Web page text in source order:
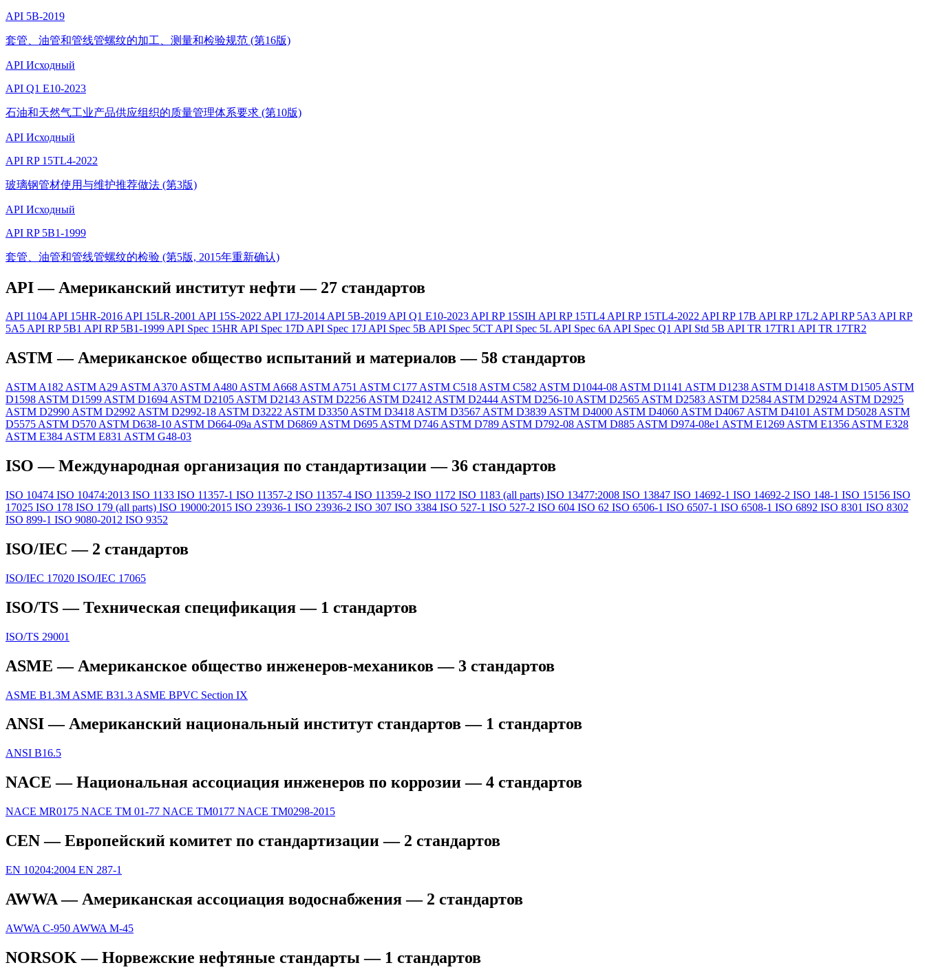
API 5B-2019
套管、油管和管线管螺纹的加工、测量和检验规范 (第16版)
API Исходный
API Q1 E10-2023
石油和天然气工业产品供应组织的质量管理体系要求 (第10版)
API Исходный
API RP 15TL4-2022
玻璃钢管材使用与维护推荐做法 (第3版)
API Исходный
API RP 5B1-1999
套管、油管和管线管螺纹的检验 (第5版, 2015年重新确认)
API — Американский институт нефти — 27 стандартов
API 1104API 15HR-2016API 15LR-2001 API 15S-2022API 17J-2014API 5B-2019API Q1 E10-2023API RP 15SIH API RP 15TL4API RP 15TL4-2022API RP 17B API RP 17L2API RP 5A3API RP
5A5API RP 5B1 API RP 5B1-1999API Spec 15HRAPI Spec 17D API Spec 17JAPI Spec 5B API Spec 5CTAPI Spec 5LAPI Spec 6AAPI Spec Q1 API Std 5B API TR 17TR1 API TR 17TR2
ASTM — Американское общество испытаний и материалов — 58 стандартов
ASTM A182 ASTM A29 ASTM A370 ASTM A480 ASTM A668 ASTM A751 ASTM C177 ASTM C518 ASTM C582 ASTM D1044-08 ASTM D1141 ASTM D1238 ASTM D1418 ASTM D1505 ASTM
D1598 ASTM D1599 ASTM D1694 ASTM D2105 ASTM D2143 ASTM D2256 ASTM D2412 ASTM D2444 ASTM D256-10 ASTM D2565 ASTM D2583 ASTM D2584 ASTM D2924 ASTM D2925
ASTM D2990 ASTM D2992 ASTM D2992-18 ASTM D3222 ASTM D3350 ASTM D3418 ASTM D3567 ASTM D3839 ASTM D4000 ASTM D4060 ASTM D4067 ASTM D4101 ASTM D5028 ASTM
D5575 ASTM D570 ASTM D638-10 ASTM D664-09a ASTM D6869 ASTM D695 ASTM D746 ASTM D789 ASTM D792-08 ASTM D885 ASTM D974-08e1 ASTM E1269 ASTM E1356 ASTM E328
ASTM E384 ASTM E831 ASTM G48-03
ISO — Международная организация по стандартизации — 36 стандартов
ISO 10474 ISO 10474:2013 ISO 1133 ISO 11357-1 ISO 11357-2 ISO 11357-4 ISO 11359-2 ISO 1172 ISO 1183 (all parts) ISO 13477:2008 ISO 13847 ISO 14692-1 ISO 14692-2 ISO 148-1 ISO 15156 ISO
17025 ISO 178 ISO 179 (all parts) ISO 19000:2015 ISO 23936-1 ISO 23936-2 ISO 307 ISO 3384 ISO 527-1 ISO 527-2 ISO 604 ISO 62 ISO 6506-1 ISO 6507-1 ISO 6508-1 ISO 6892 ISO 8301 ISO 8302
ISO 899-1 ISO 9080-2012 ISO 9352
ISO/IEC — 2 стандартов
ISO/IEC 17020 ISO/IEC 17065
ISO/TS — Техническая спецификация — 1 стандартов
ISO/TS 29001
ASME — Американское общество инженеров-механиков — 3 стандартов
ASME B1.3M ASME B31.3 ASME BPVC Section IX
ANSI — Американский национальный институт стандартов — 1 стандартов
ANSI B16.5
NACE — Национальная ассоциация инженеров по коррозии — 4 стандартов
NACE MR0175 NACE TM 01-77 NACE TM0177 NACE TM0298-2015
CEN — Европейский комитет по стандартизации — 2 стандартов
EN 10204:2004 EN 287-1
AWWA — Американская ассоциация водоснабжения — 2 стандартов
AWWA C-950 AWWA M-45
NORSOK — Норвежские нефтяные стандарты — 1 стандартов